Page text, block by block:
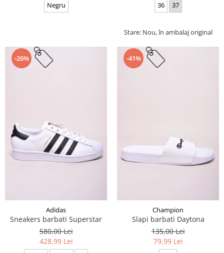
Negru 36 37
Stare: Nou, în ambalaj original
-26%
Adidas
Sneakers barbati Superstar
580,00 Lei
428,99 Lei
-41%
Champion
Slapi barbati Daytona
135,00 Lei
79,99 Lei